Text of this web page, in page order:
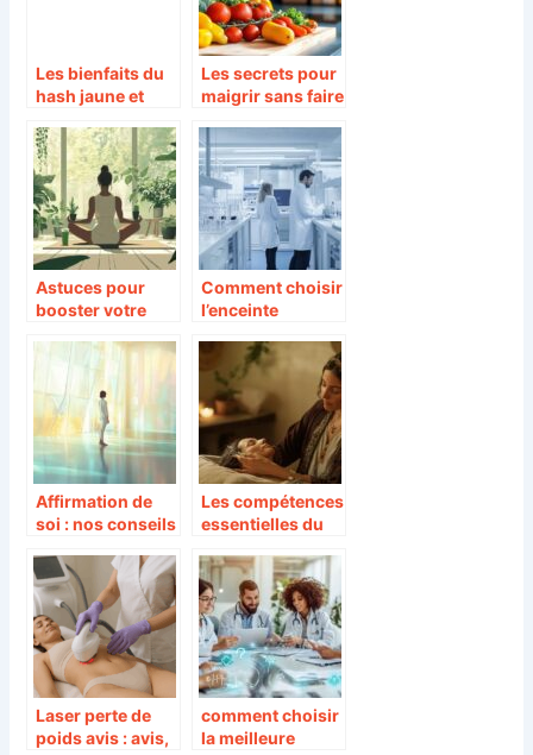
Les bienfaits du
hash jaune et
détente et arôme
unique
Les secrets pour
maigrir sans faire
déficit calorique
Astuces pour
booster votre
vitalité au
quotidien
Comment choisir
l’enceinte
pour votre
laboratoire ?
Affirmation de
soi : nos conseils
au quotidien
Les compétences
essentielles du
spécialisé dans
le traitement des
brûlures
Laser perte de
poids avis : avis,
comment choisir
la meilleure